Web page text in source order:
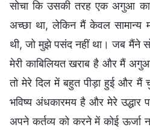
सोचा कि उसकी तरह एक अगुआ का
अच्छा था, लेकिन मैं केवल सामान्य
थी, जो मुझे पसंद नहीं था। जब मैंने
मेरी काबिलियत खराब है और मैं अगुआ
तो मेरे दिल में बहुत पीड़ा हुई और मैं
भविष्य अंधकारमय है और मेरे उद्धार
अपने कर्तव्य को करने में कोई ऊर्जा